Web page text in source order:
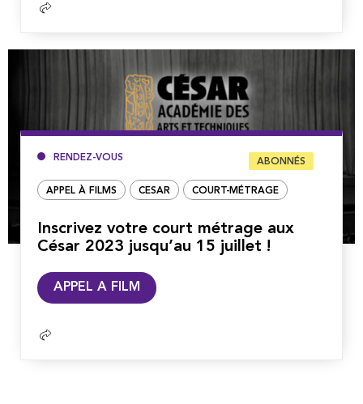
RENDEZ-VOUS ABONNÉS
APPEL À FILMS CESAR COURT-MÉTRAGE
Inscrivez votre court métrage aux
César 2023 jusqu’au 15 juillet !
APPEL A FILM